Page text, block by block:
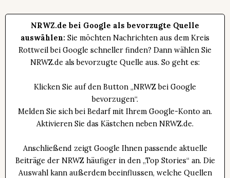
NRWZ.de bei Google als bevorzugte Quelle
auswählen: Sie möchten Nachrichten aus dem Kreis
Rottweil bei Google schneller finden? Dann wählen Sie
NRWZ.de als bevorzugte Quelle aus. So geht es:
Klicken Sie auf den Button „NRWZ bei Google
bevorzugen“.
Melden Sie sich bei Bedarf mit Ihrem Google-Konto an.
Aktivieren Sie das Kästchen neben NRWZ.de.
Anschließend zeigt Google Ihnen passende aktuelle
Beiträge der NRWZ häufiger in den „Top Stories“ an. Die
Auswahl kann außerdem beeinflussen, welche Quellen